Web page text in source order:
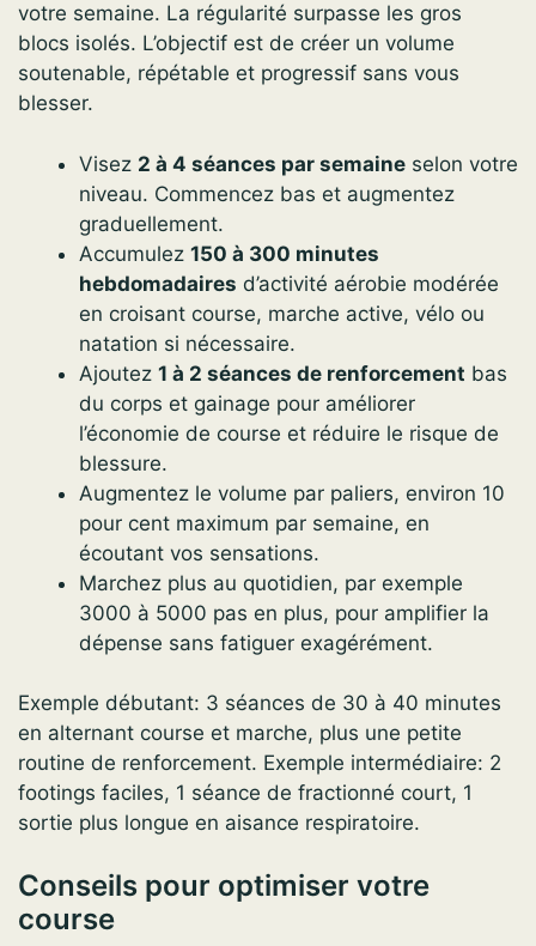
votre semaine. La régularité surpasse les gros
blocs isolés. L’objectif est de créer un volume
soutenable, répétable et progressif sans vous
blesser.
Visez 2 à 4 séances par semaine selon votre
niveau. Commencez bas et augmentez
graduellement.
Accumulez 150 à 300 minutes
hebdomadaires d’activité aérobie modérée
en croisant course, marche active, vélo ou
natation si nécessaire.
Ajoutez 1 à 2 séances de renforcement bas
du corps et gainage pour améliorer
l’économie de course et réduire le risque de
blessure.
Augmentez le volume par paliers, environ 10
pour cent maximum par semaine, en
écoutant vos sensations.
Marchez plus au quotidien, par exemple
3000 à 5000 pas en plus, pour amplifier la
dépense sans fatiguer exagérément.
Exemple débutant: 3 séances de 30 à 40 minutes
en alternant course et marche, plus une petite
routine de renforcement. Exemple intermédiaire: 2
footings faciles, 1 séance de fractionné court, 1
sortie plus longue en aisance respiratoire.
Conseils pour optimiser votre
course